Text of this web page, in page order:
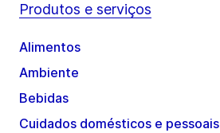
Produtos e serviços
Alimentos
Ambiente
Bebidas
Cuidados domésticos e pessoais